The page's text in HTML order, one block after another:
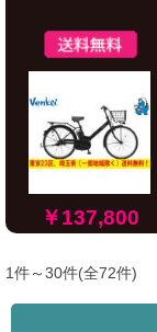
￥137,800
1件～30件(全72件)